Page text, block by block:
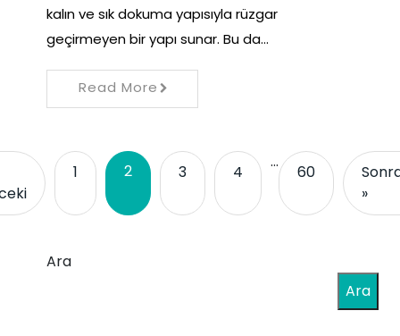
kalın ve sık dokuma yapısıyla rüzgar
geçirmeyen bir yapı sunar. Bu da…
Read More
1 2 3 4
…
60
»
Ara
Ara